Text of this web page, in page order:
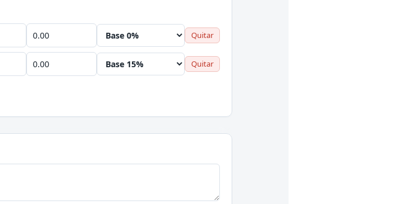
Quitar
Quitar